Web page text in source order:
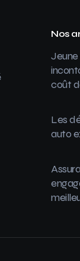
Nos
coût
Les
auto